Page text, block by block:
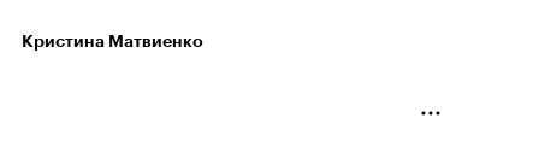
Кристина Матвиенко